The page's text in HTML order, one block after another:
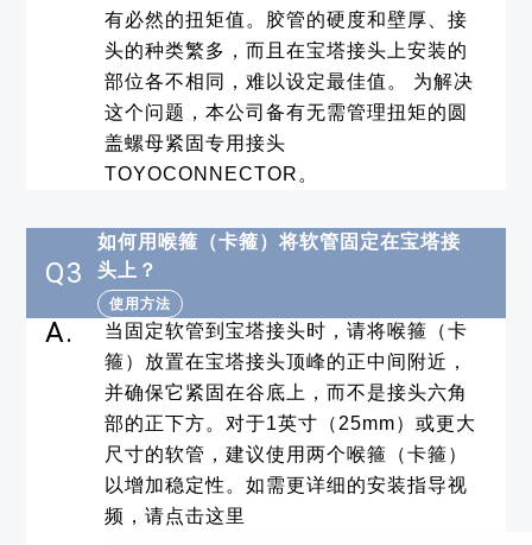
有必然的扭矩值。胶管的硬度和壁厚、接
头的种类繁多，而且在宝塔接头上安装的
部位各不相同，难以设定最佳值。 为解决
这个问题，本公司备有无需管理扭矩的圆
盖螺母紧固专用接头
TOYOCONNECTOR。
Q3
如何用喉箍（卡箍）将软管固定在宝塔接
头上？
使用方法
A.
当固定软管到宝塔接头时，请将喉箍（卡
箍）放置在宝塔接头顶峰的正中间附近，
并确保它紧固在谷底上，而不是接头六角
部的正下方。对于1英寸（25mm）或更大
尺寸的软管，建议使用两个喉箍（卡箍）
以增加稳定性。如需更详细的安装指导视
频，请点击这里